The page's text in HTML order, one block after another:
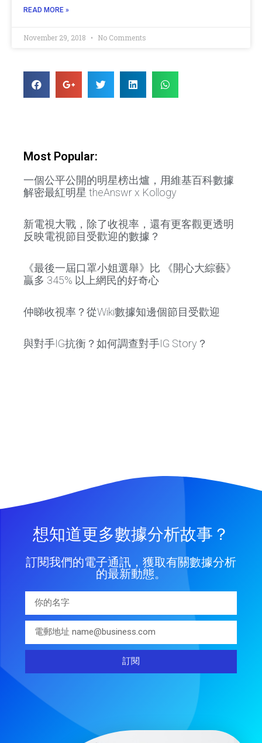
READ MORE »
November 29, 2018 No Comments
Most Popular:
一個公平公開的明星榜出爐，用維基百科數據
解密最紅明星 theAnswr x Kollogy
新電視大戰，除了收視率，還有更客觀更透明
反映電視節目受歡迎的數據？
《最後一屆口罩小姐選舉》比 《開心大綜藝》
贏多 345% 以上網民的好奇心
仲睇收視率？從Wiki數據知邊個節目受歡迎
與對手IG抗衡？如何調查對手IG Story？
想知道更多數據分析故事？
訂閱我們的電子通訊，獲取有關數據分析
的最新動態。
訂閱